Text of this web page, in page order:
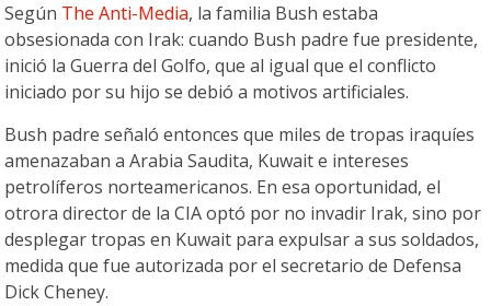
Según The Anti-Media, la familia Bush estaba
obsesionada con Irak: cuando Bush padre fue presidente,
inició la Guerra del Golfo, que al igual que el conflicto
iniciado por su hijo se debió a motivos artificiales.
Bush padre señaló entonces que miles de tropas iraquíes
amenazaban a Arabia Saudita, Kuwait e intereses
petrolíferos norteamericanos. En esa oportunidad, el
otrora director de la CIA optó por no invadir Irak, sino por
desplegar tropas en Kuwait para expulsar a sus soldados,
medida que fue autorizada por el secretario de Defensa
Dick Cheney.